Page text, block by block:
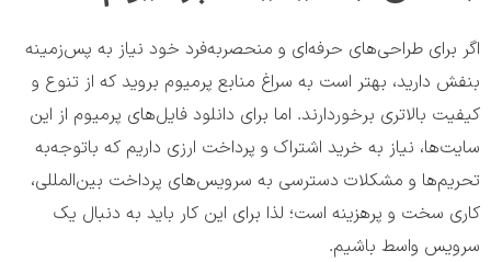
اگر برای طراحی‌های حرفه‌ای و منحصربه‌فرد خود نیاز به پس‌زمینه
بنفش دارید، بهتر است به سراغ منابع پرمیوم بروید که از تنوع و
کیفیت بالاتری برخوردارند. اما برای دانلود فایل‌های پرمیوم از این
سایت‌ها، نیاز به خرید اشتراک و پرداخت ارزی داریم که باتوجه‌به
تحریم‌ها و مشکلات دسترسی به سرویس‌های پرداخت بین‌المللی،
کاری سخت و پرهزینه است؛ لذا برای این کار باید به دنبال یک
سرویس واسط باشیم.